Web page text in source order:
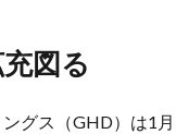
充図る
グス（GHD）は1